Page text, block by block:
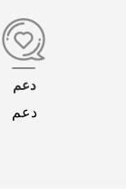
دعم
دعم